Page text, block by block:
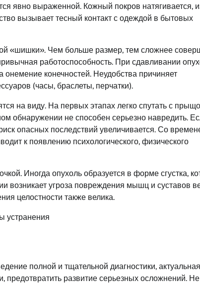
явно выраженной. Кожный покров натягивается,
вызывает тесный контакт с одеждой в бытовых
«шишки». Чем больше размер, тем сложнее
работоспособность. При сдавливании
конечностей. Неудобства причиняет
(часы, браслеты, перчатки).
на виду. На первых этапах легко спутать с
обнаружении не способен серьезно навредить.
опасных последствий увеличивается. Со
к появлению психологического, физического
Иногда опухоль образуется в форме сгустка,
возникает угроза повреждения мышц и суставов
целостности также велика.
полной и тщательной диагностики, актуальная
предотвратить развитие серьезных осложнений.